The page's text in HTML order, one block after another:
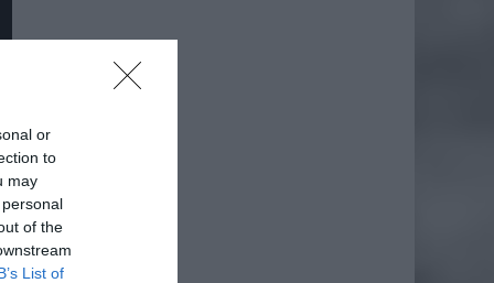
or
to
may
of the
List of